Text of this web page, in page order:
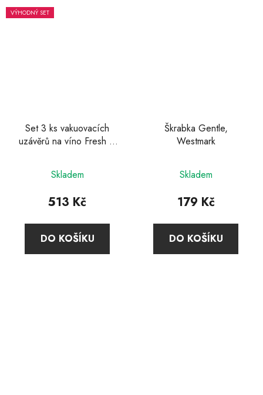
VÝHODNÝ SET
Set 3 ks vakuovacích
uzávěrů na víno Fresh &
Skladem
513 Kč
DO KOŠÍKU
Škrabka Gentle,
Westmark
Skladem
179 Kč
DO KOŠÍKU